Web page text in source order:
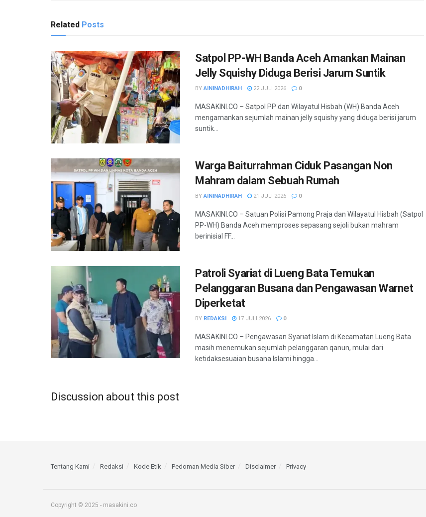
Related Posts
Satpol PP-WH Banda Aceh Amankan Mainan
Jelly Squishy Diduga Berisi Jarum Suntik
BY AININADHIRAH 22 JULI 2026 0
MASAKINI.CO – Satpol PP dan Wilayatul Hisbah (WH) Banda Aceh
mengamankan sejumlah mainan jelly squishy yang diduga berisi jarum
suntik...
Warga Baiturrahman Ciduk Pasangan Non
Mahram dalam Sebuah Rumah
BY AININADHIRAH 21 JULI 2026 0
MASAKINI.CO – Satuan Polisi Pamong Praja dan Wilayatul Hisbah (Satpol
PP-WH) Banda Aceh memproses sepasang sejoli bukan mahram
berinisial FF...
Patroli Syariat di Lueng Bata Temukan
Pelanggaran Busana dan Pengawasan Warnet
Diperketat
BY REDAKSI 17 JULI 2026 0
MASAKINI.CO – Pengawasan Syariat Islam di Kecamatan Lueng Bata
masih menemukan sejumlah pelanggaran qanun, mulai dari
ketidaksesuaian busana Islami hingga...
Discussion about this post
Tentang Kami Redaksi Kode Etik Pedoman Media Siber Disclaimer Privacy
Copyright © 2025 - masakini.co